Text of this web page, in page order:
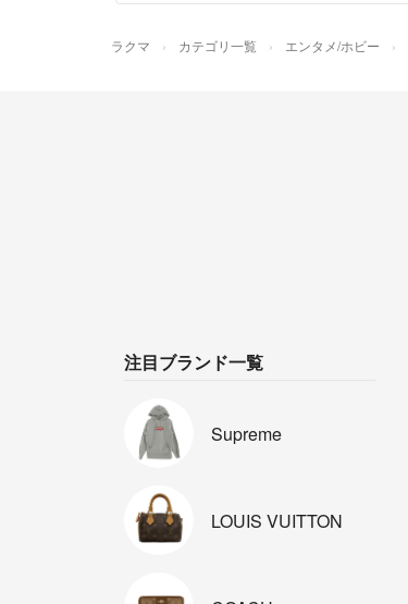
ラクマ カテゴリ一覧 エンタメ/ホビー
注目ブランド一覧
Supreme
LOUIS VUITTON